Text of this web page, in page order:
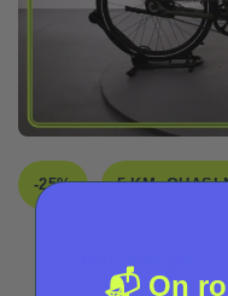
-25% 5 KM, QUASI
Kilométrage :
📬 On